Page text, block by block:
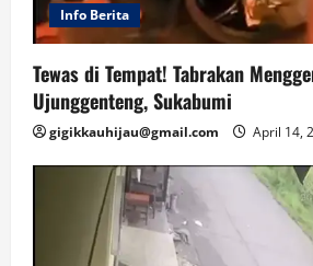
Info Berita
Tewas di Tempat! Tabrakan
Ujunggenteng, Sukabumi
gigikkauhijau@gmail.com April 14,